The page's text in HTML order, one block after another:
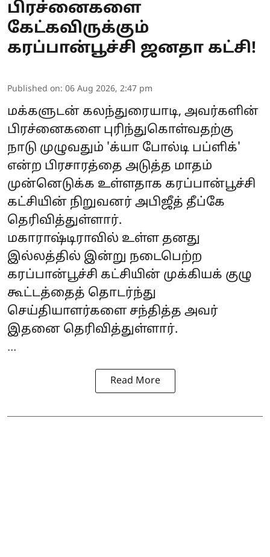
பிரச்னைகளை
கேட்கவிருக்கும்
கரப்பான்பூச்சி ஜனதா கட்சி!
Published on: 06 Aug 2026, 2:47 pm
மக்களுடன் கலந்துரையாடி, அவர்களின்
பிரச்னைகளை புரிந்துகொள்வதற்கு
நாடு முழுவதும் 'க்யா போல்டி பப்ளிக்'
என்ற பிரசாரத்தை அடுத்த மாதம்
முன்னெடுக்க உள்ளதாக கரப்பான்பூச்சி
கட்சியின் நிறுவனர் அபிஜீத் தீப்கே
தெரிவித்துள்ளார்.
மகாராஷ்டிராவில் உள்ள தனது
இல்லத்தில் இன்று நடைபெற்ற
கரப்பான்பூச்சி கட்சியின் முக்கியக் குழு
கூட்டத்தைத் தொடர்ந்து
செய்தியாளர்களை சந்தித்த அவர்
இதனை தெரிவித்துள்ளார்.
...
Read More